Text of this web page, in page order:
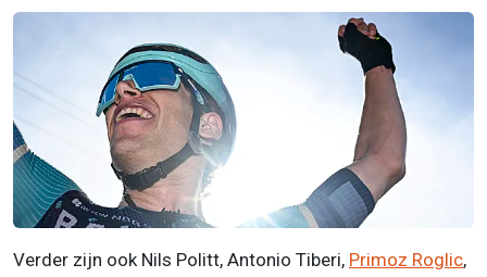
Verder zijn ook Nils Politt, Antonio Tiberi, Primoz Roglic,